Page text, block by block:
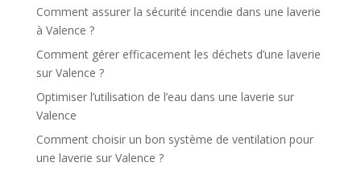
Comment assurer la sécurité incendie dans une laverie
à Valence ?
Comment gérer efficacement les déchets d’une laverie
sur Valence ?
Optimiser l’utilisation de l’eau dans une laverie sur
Valence
Comment choisir un bon système de ventilation pour
une laverie sur Valence ?